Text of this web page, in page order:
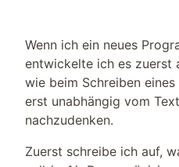
Wenn ich ein neues
entwickelte ich es zuerst
wie beim Schreiben
erst unabhängig vom
nachzudenken.
Zuerst schreibe ich auf,